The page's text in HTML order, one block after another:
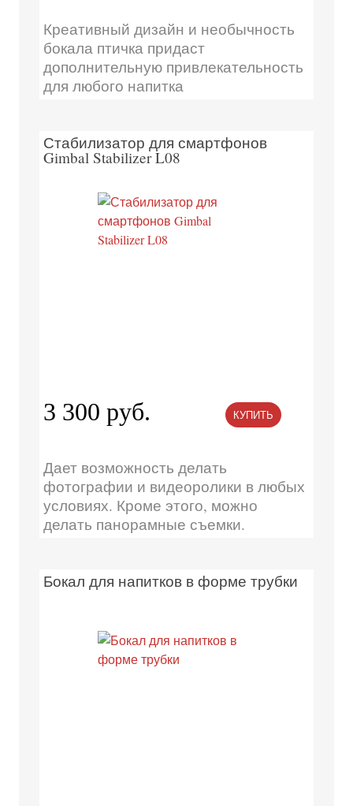
Креативный дизайн и необычность
бокала птичка придаст
дополнительную привлекательность
для любого напитка
Стабилизатор для смартфонов
Gimbal Stabilizer L08
3 300 руб. КУПИТЬ
Дает возможность делать
фотографии и видеоролики в любых
условиях. Кроме этого, можно
делать панорамные съемки.
Бокал для напитков в форме трубки